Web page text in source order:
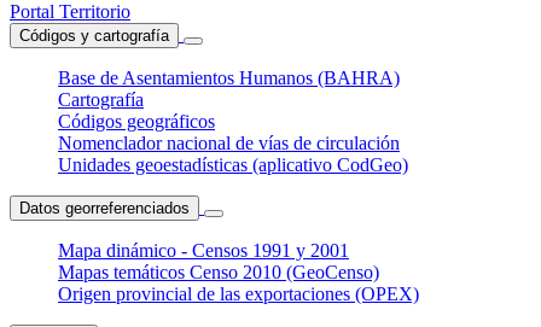
Portal Territorio
Códigos y cartografía
Base de Asentamientos Humanos (BAHRA)
Cartografía
Códigos geográficos
Nomenclador nacional de vías de circulación
Unidades geoestadísticas (aplicativo CodGeo)
Datos georreferenciados
Mapa dinámico - Censos 1991 y 2001
Mapas temáticos Censo 2010 (GeoCenso)
Origen provincial de las exportaciones (OPEX)